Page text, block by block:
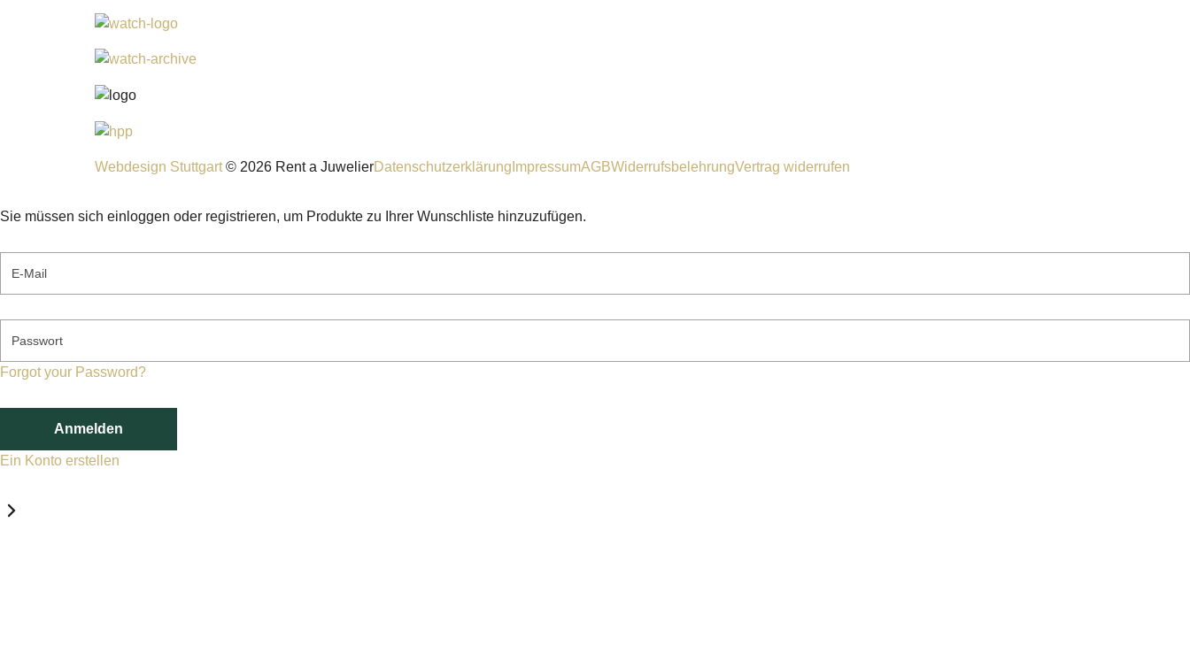
Webdesign Stuttgart © 2026 Rent a JuwelierDatenschutzerklärung ImpressumAGBWiderrufsbelehrungVertrag widerrufen
Sie müssen sich einloggen oder registrieren, um Produkte zu Ihrer Wunschliste hinzuzufügen.
E-Mail
Passwort
Forgot your Password?
Anmelden
Ein Konto erstellen